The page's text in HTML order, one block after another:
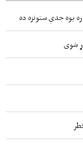
یوه جدي ستونزه ده
شوی